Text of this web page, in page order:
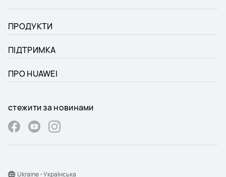
ПРОДУКТИ
ПІДТРИМКА
ПРО HUAWEI
стежити за новинами
Ukraine - Українська